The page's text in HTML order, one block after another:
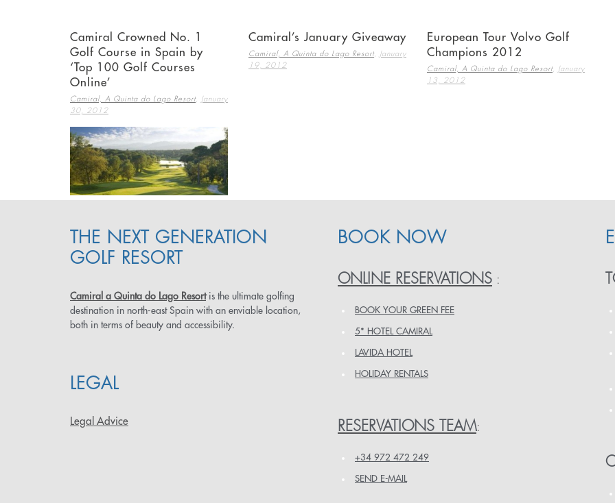
Camiral Crowned No. 1
Golf Course in Spain by
‘Top 100 Golf Courses
Online’
Camiral, A Quinta do Lago Resort, January
30, 2012
Camiral’s January Giveaway
Camiral, A Quinta do Lago Resort, January
19, 2012
European Tour Volvo Golf
Champions 2012
Camiral, A Quinta do Lago Resort, January
13, 2012
THE NEXT GENERATION
GOLF RESORT
Camiral a Quinta do Lago Resortis the ultimate golfing
destination in north-east Spain with an enviable location,
both in terms of beauty and accessibility.
LEGAL
Legal Advice
BOOK NOW
ONLINE RESERVATIONS :
BOOK YOUR GREEN FEE
5* HOTEL CAMIRAL
LAVIDA HOTEL
HOLIDAY RENTALS
RESERVATIONS TEAM:
+34 972 472 249
SEND E-MAIL